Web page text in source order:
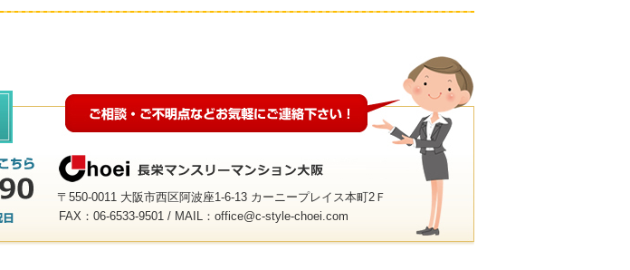
〒550-0011 大阪市西区阿波座1-6-13 カーニープレイス本町2Ｆ
FAX：06-6533-9501 / MAIL： office@c-style-choei.com